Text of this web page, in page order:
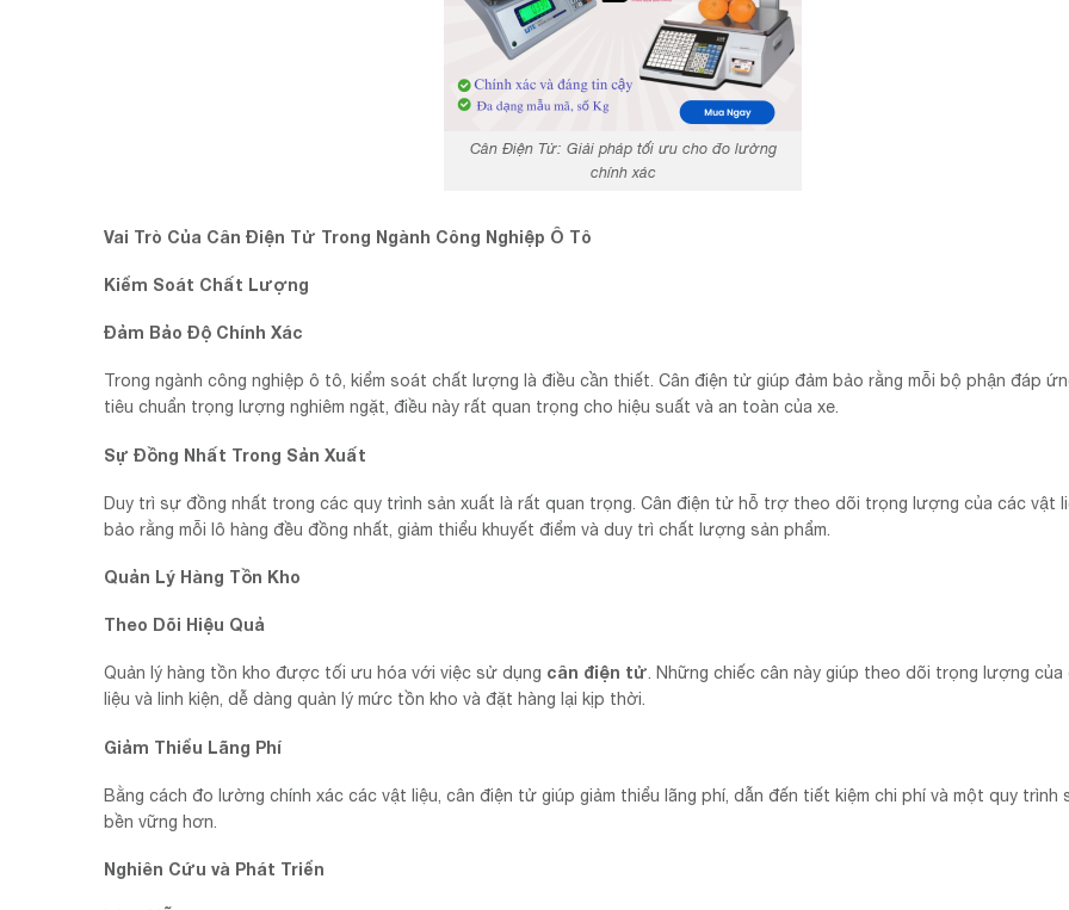
Cân Điện Tử: Giải pháp tối ưu cho đo lường
chính xác
Vai Trò Của Cân Điện Tử Trong Ngành Công Nghiệp Ô Tô
Kiểm Soát Chất Lượng
Đảm Bảo Độ Chính Xác
Trong ngành công nghiệp ô tô, kiểm soát chất lượng là điều cần thiết. Cân điện tử giúp đảm bảo rằng mỗi bộ phận đáp
tiêu chuẩn trọng lượng nghiêm ngặt, điều này rất quan trọng cho hiệu suất và an toàn của xe.
Sự Đồng Nhất Trong Sản Xuất
Duy trì sự đồng nhất trong các quy trình sản xuất là rất quan trọng. Cân điện tử hỗ trợ theo dõi trọng lượng của các vật
bảo rằng mỗi lô hàng đều đồng nhất, giảm thiểu khuyết điểm và duy trì chất lượng sản phẩm.
Quản Lý Hàng Tồn Kho
Theo Dõi Hiệu Quả
Quản lý hàng tồn kho được tối ưu hóa với việc sử dụng cân điện tử. Những chiếc cân này giúp theo dõi trọng lượng của
liệu và linh kiện, dễ dàng quản lý mức tồn kho và đặt hàng lại kịp thời.
Giảm Thiểu Lãng Phí
Bằng cách đo lường chính xác các vật liệu, cân điện tử giúp giảm thiểu lãng phí, dẫn đến tiết kiệm chi phí và một quy trình
bền vững hơn.
Nghiên Cứu và Phát Triển